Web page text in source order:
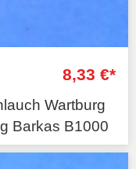
8,33 €*
Wartburg
Barkas B1000